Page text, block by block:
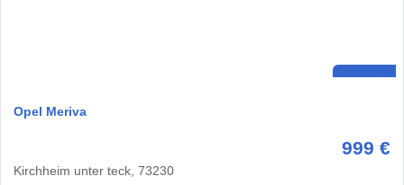
Opel Meriva
999 €
Kirchheim unter teck, 73230